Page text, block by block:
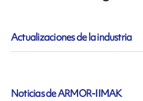
Actualizaciones de la industria
Noticias de ARMOR-IIMAK